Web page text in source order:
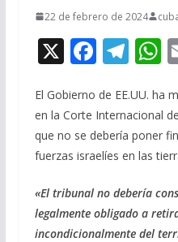
22 de febrero de 2024
X F
e
b
o
k
T
e
gr
a
m
s
A
p
El Gobierno de EE.UU. ha
en la Corte Internacional
que no se debería poner
fuerzas israelíes en las
«El tribunal no debería
legalmente obligado a
incondicionalmente del